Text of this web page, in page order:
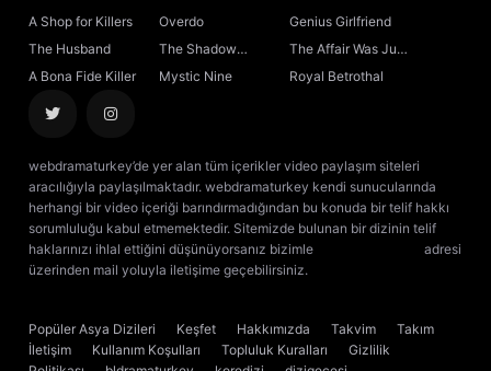
A Shop for Killers Overdo
Genius Girlfriend
The Husband
The Shadow
Sovereign
The Affair Was Just
the Beginning
A Bona Fide Killer Mystic Nine Royal Betrothal
webdramaturkey’de yer alan tüm içerikler video paylaşım siteleri
aracılığıyla paylaşılmaktadır. webdramaturkey kendi sunucularında
herhangi bir video içeriği barındırmadığından bu konuda bir telif hakkı
sorumluluğu kabul etmemektedir. Sitemizde bulunan bir dizinin telif
haklarınızı ihlal ettiğini düşünüyorsanız bizimle
adresi
üzerinden mail yoluyla iletişime geçebilirsiniz.
Popüler Asya Dizileri Keşfet Hakkımızda Takvim
Takım
İletişim
Kullanım Koşulları Topluluk Kuralları
Gizlilik